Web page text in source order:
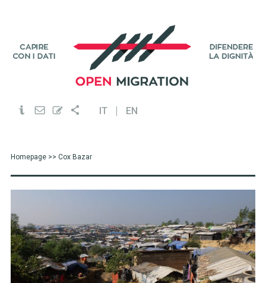
IT EN
Homepage>> Cox Bazar